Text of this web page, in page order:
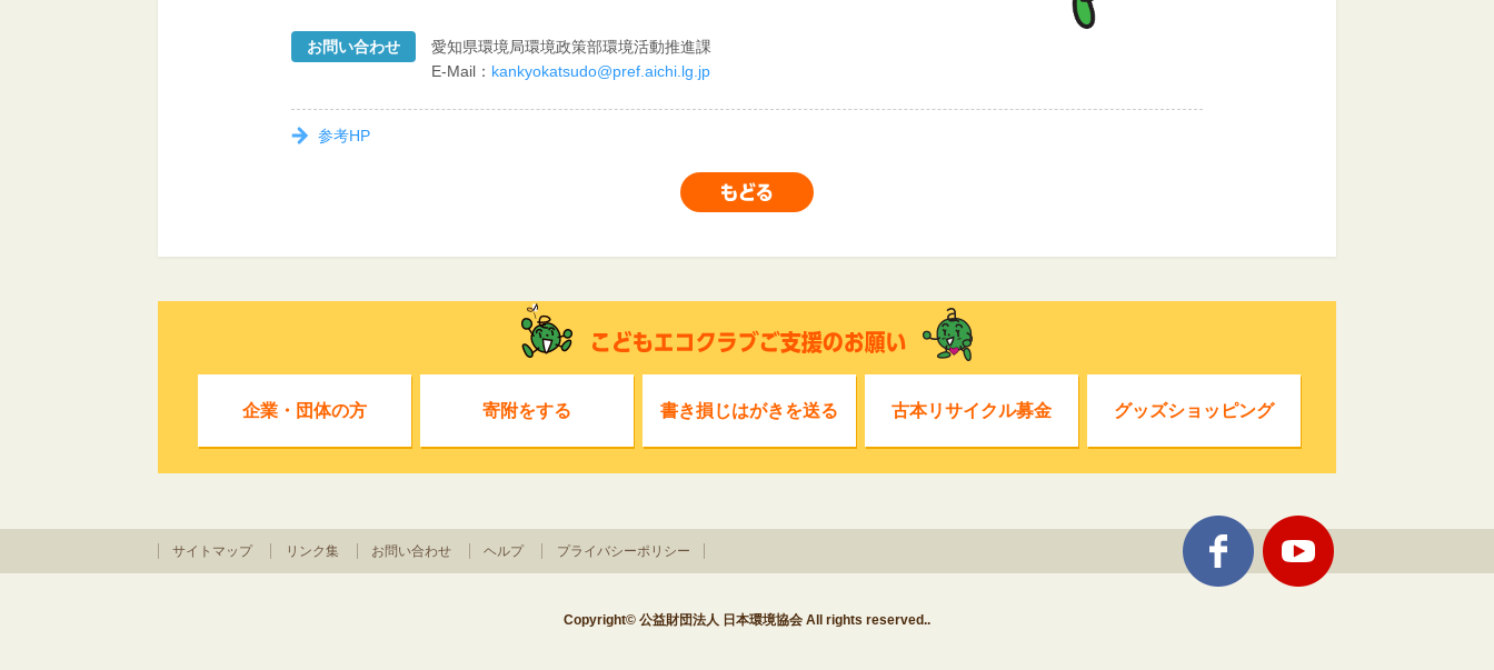
お問い合わせ
愛知県環境局環境政策部環境活動推進課
E-Mail： kankyokatsudo@pref.aichi.lg.jp
参考HP
企業・団体の方 寄附をする 書き損じはがきを送る 古本リサイクル募金 グッズショッピング
サイトマップ リンク集 お問い合わせ ヘルプ プライバシーポリシー
Copyright© 公益財団法人 日本環境協会 All rights reserved..